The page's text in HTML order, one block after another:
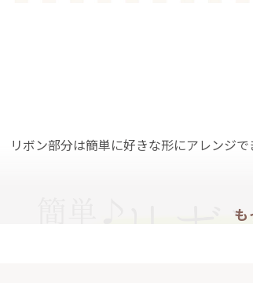
リボン部分は簡単に好きな形にアレンジで
も